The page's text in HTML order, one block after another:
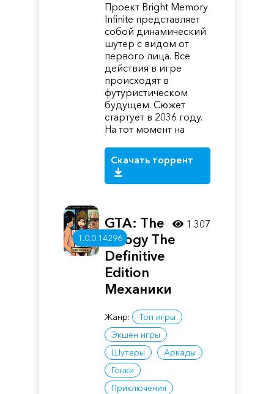
Проект Bright Memory
Infinite представляет
собой динамический
шутер с видом от
первого лица. Все
действия в игре
происходят в
футуристическом
будущем. Сюжет
стартует в 2036 году.
На тот момент на
Скачать торрент
1.0.0.14296
GTA: The
Trilogy The
Definitive
Edition
Механики
Жанр:
Топ игры
Экшен игры
Шутеры
Аркады
Гонки
Приключения
1 307